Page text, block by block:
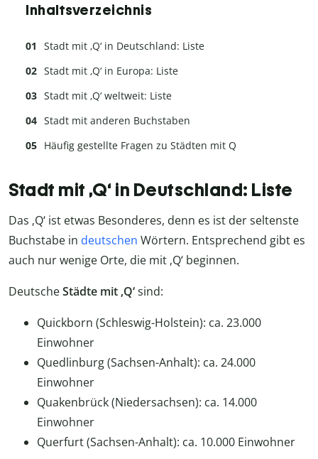
Inhaltsverzeichnis
Stadt mit ‚Q‘ in Deutschland: Liste
Stadt mit ‚Q‘ in Europa: Liste
Stadt mit ‚Q‘ weltweit: Liste
Stadt mit anderen Buchstaben
Häufig gestellte Fragen zu Städten mit Q
Stadt mit ‚Q‘ in Deutschland: Liste
Das ‚Q‘ ist etwas Besonderes, denn es ist der seltenste
Buchstabe in deutschen Wörtern. Entsprechend gibt es
auch nur wenige Orte, die mit ‚Q‘ beginnen.
DeutscheStädte mit ‚Q‘sind:
Quickborn (Schleswig-Holstein): ca. 23.000
Einwohner
Quedlinburg (Sachsen-Anhalt): ca. 24.000
Einwohner
Quakenbrück (Niedersachsen): ca. 14.000
Einwohner
Querfurt (Sachsen-Anhalt): ca. 10.000 Einwohner